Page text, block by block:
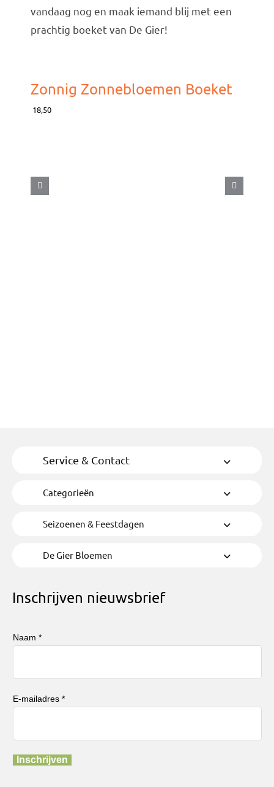
vandaag nog en maak iemand blij met een
prachtig boeket van De Gier!
Zonnig Zonnebloemen Boeket
18,50
Service & Contact
Categorieën
Seizoenen & Feestdagen
De Gier Bloemen
Inschrijven nieuwsbrief
Naam *
E-mailadres *
Inschrijven